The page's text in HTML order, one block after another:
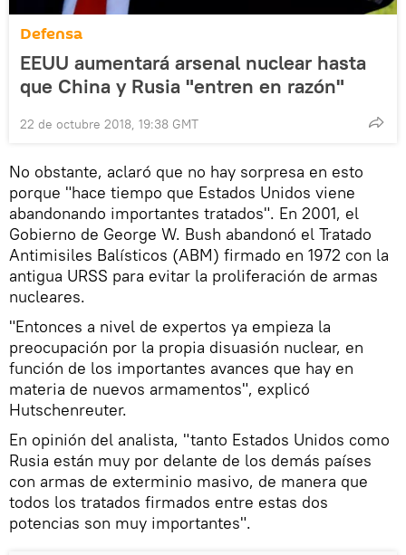
Defensa
EEUU aumentará arsenal nuclear hasta
que China y Rusia "entren en razón"
22 de octubre 2018, 19:38 GMT
No obstante, aclaró que no hay sorpresa en esto
porque "hace tiempo que Estados Unidos viene
abandonando importantes tratados". En 2001, el
Gobierno de George W. Bush abandonó el Tratado
Antimisiles Balísticos (ABM) firmado en 1972 con la
antigua URSS para evitar la proliferación de armas
nucleares.
"Entonces a nivel de expertos ya empieza la
preocupación por la propia disuasión nuclear, en
función de los importantes avances que hay en
materia de nuevos armamentos", explicó
Hutschenreuter.
En opinión del analista, "tanto Estados Unidos como
Rusia están muy por delante de los demás países
con armas de exterminio masivo, de manera que
todos los tratados firmados entre estas dos
potencias son muy importantes".